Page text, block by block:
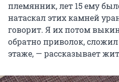
племянник, лет 15 ему
натаскал этих камней
говорит. Я их потом
обратно приволок,
этаже, — рассказывает